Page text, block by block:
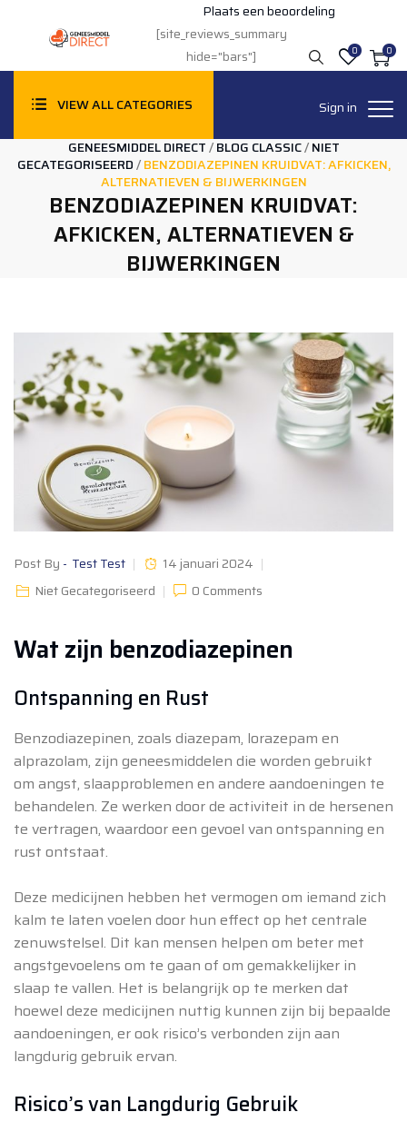
Plaats een beoordeling
0
0
[site_reviews_summary
hide="bars"]
VIEW ALL CATEGORIES Sign in
GENEESMIDDEL DIRECT/BLOG CLASSIC/NIET
GECATEGORISEERD/BENZODIAZEPINEN KRUIDVAT: AFKICKEN,
ALTERNATIEVEN & BIJWERKINGEN
BENZODIAZEPINEN KRUIDVAT:
AFKICKEN, ALTERNATIEVEN &
BIJWERKINGEN
Post By Test Test
14 januari 2024
Niet Gecategoriseerd
0 Comments
Wat zijn benzodiazepinen
Ontspanning en Rust
Benzodiazepinen, zoals diazepam, lorazepam en
alprazolam, zijn geneesmiddelen die worden gebruikt
om angst, slaapproblemen en andere aandoeningen te
behandelen. Ze werken door de activiteit in de hersenen
te vertragen, waardoor een gevoel van ontspanning en
rust ontstaat.
Deze medicijnen hebben het vermogen om iemand zich
kalm te laten voelen door hun effect op het centrale
zenuwstelsel. Dit kan mensen helpen om beter met
angstgevoelens om te gaan of om gemakkelijker in
slaap te vallen. Het is belangrijk op te merken dat
hoewel deze medicijnen nuttig kunnen zijn bij bepaalde
aandoeningen, er ook risico’s verbonden zijn aan
langdurig gebruik ervan.
Risico’s van Langdurig Gebruik